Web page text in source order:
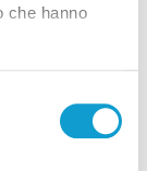
che hanno